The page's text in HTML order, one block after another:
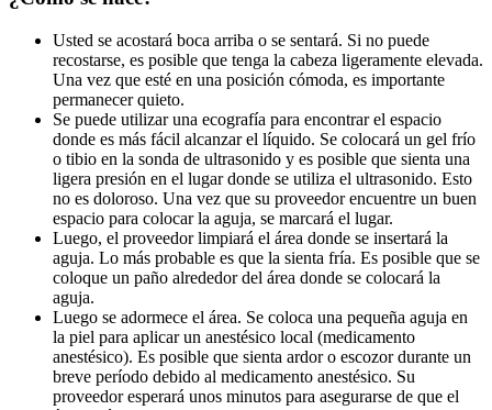
Usted se acostará boca arriba o se sentará. Si no puede
recostarse, es posible que tenga la cabeza ligeramente elevada.
Una vez que esté en una posición cómoda, es importante
permanecer quieto.
Se puede utilizar una ecografía para encontrar el espacio
donde es más fácil alcanzar el líquido. Se colocará un gel frío
o tibio en la sonda de ultrasonido y es posible que sienta una
ligera presión en el lugar donde se utiliza el ultrasonido. Esto
no es doloroso. Una vez que su proveedor encuentre un buen
espacio para colocar la aguja, se marcará el lugar.
Luego, el proveedor limpiará el área donde se insertará la
aguja. Lo más probable es que la sienta fría. Es posible que se
coloque un paño alrededor del área donde se colocará la
aguja.
Luego se adormece el área. Se coloca una pequeña aguja en
la piel para aplicar un anestésico local (medicamento
anestésico). Es posible que sienta ardor o escozor durante un
breve período debido al medicamento anestésico. Su
proveedor esperará unos minutos para asegurarse de que el